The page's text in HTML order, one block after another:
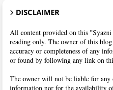
DISCLAIMER
All content provided on this
reading only. The owner of this blog
accuracy or completeness of any
or found by following any link on
The owner will not be liable for any
information nor for the availability